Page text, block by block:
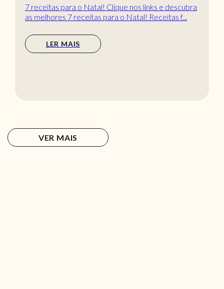
7 receitas para o Natal! Clique nos links e descubra
as melhores 7 receitas para o Natal! Receitas f...
LER MAIS
VER MAIS